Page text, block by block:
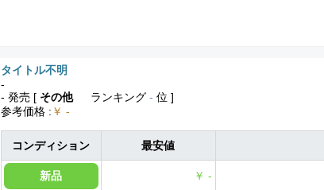
タイトル不明
-
- 発売 [ その他 ランキング - 位 ]
参考価格 : ￥ -
コンディション 最安値
新品 ￥ -